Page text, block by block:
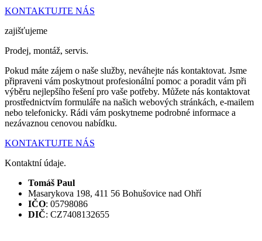
KONTAKTUJTE NÁS
zajišťujeme
Prodej, montáž, servis.
Pokud máte zájem o naše služby, neváhejte nás kontaktovat. Jsme
připraveni vám poskytnout profesionální pomoc a poradit vám při
výběru nejlepšího řešení pro vaše potřeby. Můžete nás kontaktovat
prostřednictvím formuláře na našich webových stránkách, e-mailem
nebo telefonicky. Rádi vám poskytneme podrobné informace a
nezávaznou cenovou nabídku.
KONTAKTUJTE NÁS
Kontaktní údaje.
Tomáš Paul
Masarykova 198, 411 56 Bohušovice nad Ohří
IČO: 05798086
DIČ: CZ7408132655